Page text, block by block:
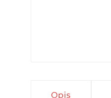
Opis